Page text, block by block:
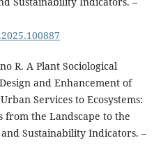
R. A Plant Sociological
and Enhancement of
Services to Ecosystems:
the Landscape to the
Sustainability Indicators. –